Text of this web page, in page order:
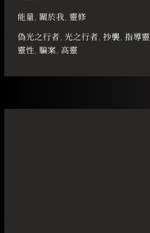
能量, 關於我,靈修
偽光之行者, 光之行者,抄襲,指導靈
靈性,騙案, 高靈